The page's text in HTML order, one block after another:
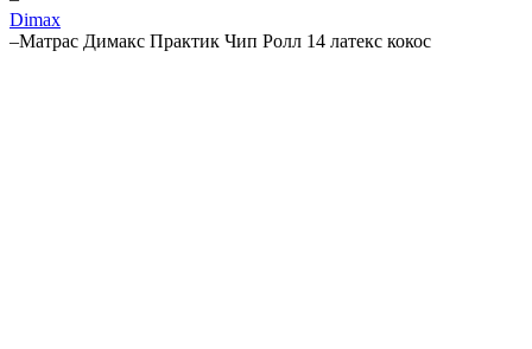
Dimax
–Матрас Димакс Практик Чип Ролл 14 латекс кокос